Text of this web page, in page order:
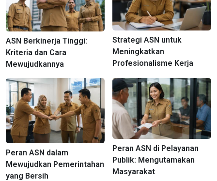
ASN Berkinerja Tinggi:
Kriteria dan Cara
Mewujudkannya
Strategi ASN untuk
Meningkatkan
Profesionalisme Kerja
Peran ASN dalam
Mewujudkan Pemerintahan
yang Bersih
Peran ASN di Pelayanan
Publik: Mengutamakan
Masyarakat